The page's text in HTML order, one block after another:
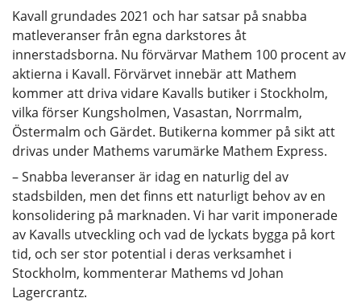
Kavall grundades 2021 och har satsar på snabba
matleveranser från egna darkstores åt
innerstadsborna. Nu förvärvar Mathem 100 procent av
aktierna i Kavall. Förvärvet innebär att Mathem
kommer att driva vidare Kavalls butiker i Stockholm,
vilka förser Kungsholmen, Vasastan, Norrmalm,
Östermalm och Gärdet. Butikerna kommer på sikt att
drivas under Mathems varumärke Mathem Express.
– Snabba leveranser är idag en naturlig del av
stadsbilden, men det finns ett naturligt behov av en
konsolidering på marknaden. Vi har varit imponerade
av Kavalls utveckling och vad de lyckats bygga på kort
tid, och ser stor potential i deras verksamhet i
Stockholm, kommenterar Mathems vd Johan
Lagercrantz.